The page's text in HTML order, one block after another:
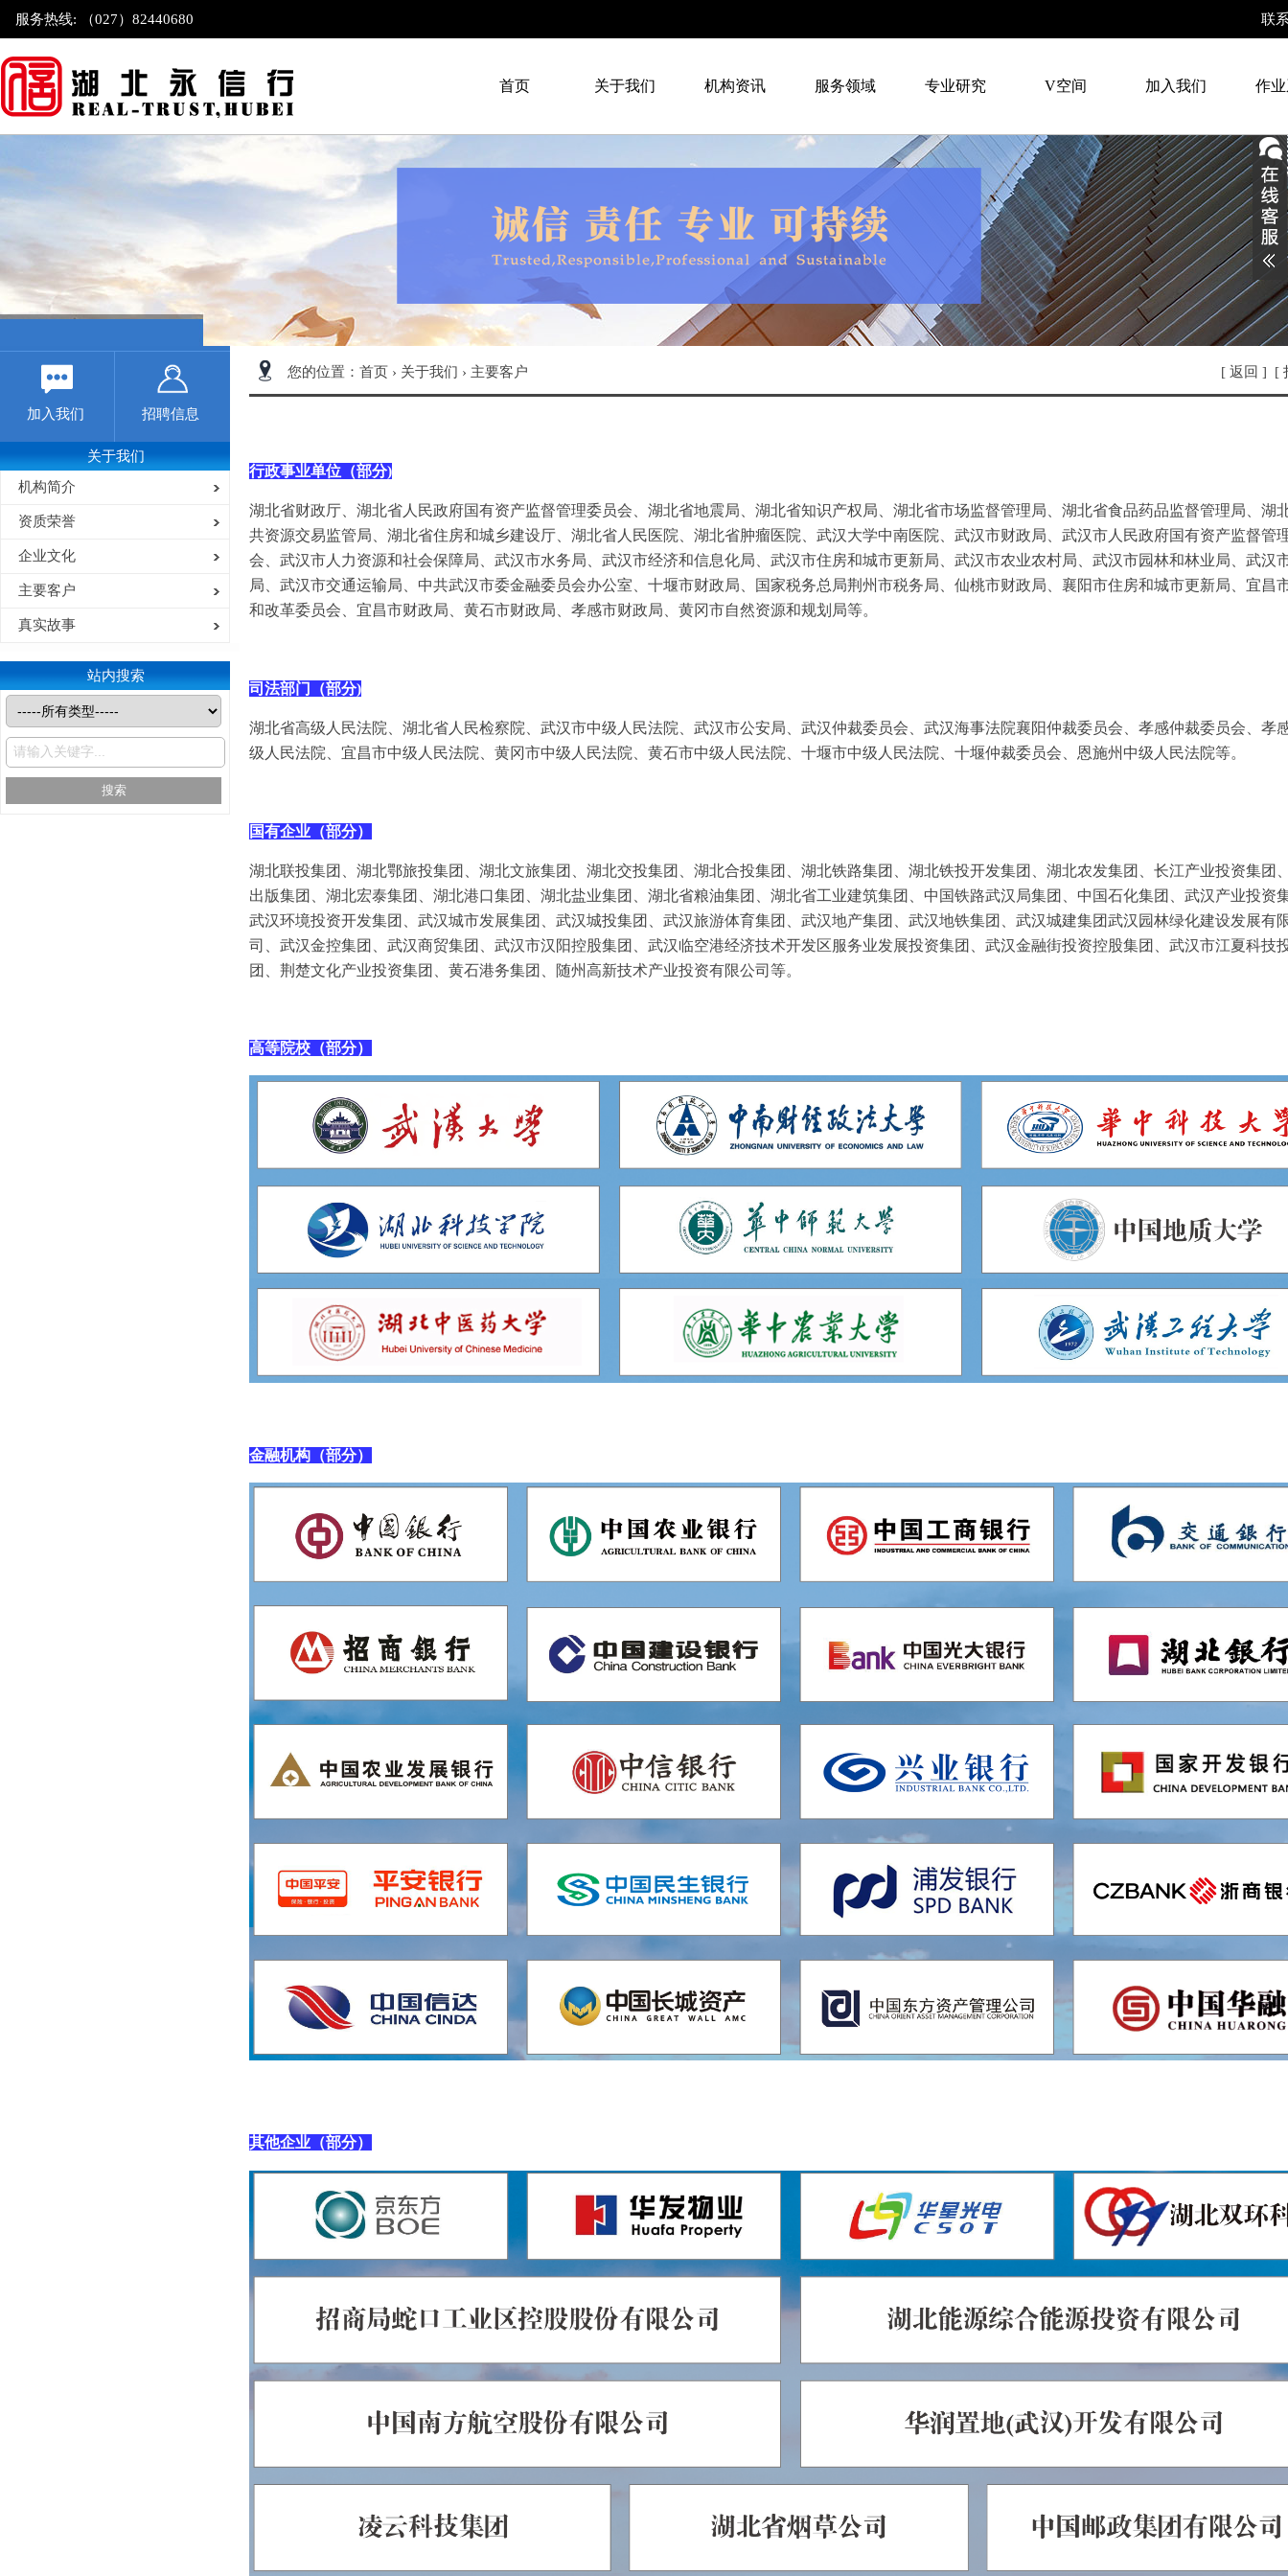
服务热线: （027）82440680 联
首页 关于我们 机构资讯 服务领域 专业研究 V空间 加入我们 作
加入我们 招聘信息
关于我们
机构简介
资质荣誉
企业文化
主要客户
真实故事
站内搜索
搜索
您的位置： 首页 › 关于我们 › 主要客户 [ 返回 ] [
行政事业单位（部分)
湖北省财政厅、湖北省人民政府国有资产监督管理委员会、湖北省地震局、湖北省知识产权局、湖北省市场监督管理局、湖北省食品药品监督管理局、湖
共资源交易监管局、湖北省住房和城乡建设厅、湖北省人民医院、湖北省肿瘤医院、武汉大学中南医院、武汉市财政局、武汉市人民政府国有资产监督管
会、武汉市人力资源和社会保障局、武汉市水务局、武汉市经济和信息化局、武汉市住房和城市更新局、武汉市农业农村局、武汉市园林和林业局、武汉
局、武汉市交通运输局、中共武汉市委金融委员会办公室、十堰市财政局、国家税务总局荆州市税务局、仙桃市财政局、襄阳市住房和城市更新局、宜昌
和改革委员会、宜昌市财政局、黄石市财政局、孝感市财政局、黄冈市自然资源和规划局等。
司法部门（部分)
湖北省高级人民法院、湖北省人民检察院、武汉市中级人民法院、武汉市公安局、武汉仲裁委员会、武汉海事法院襄阳仲裁委员会、孝感仲裁委员会、孝
级人民法院、宜昌市中级人民法院、黄冈市中级人民法院、黄石市中级人民法院、十堰市中级人民法院、十堰仲裁委员会、恩施州中级人民法院等。
国有企业（部分）
湖北联投集团、湖北鄂旅投集团、湖北文旅集团、湖北交投集团、湖北合投集团、湖北铁路集团、湖北铁投开发集团、湖北农发集团、长江产业投资集团
出版集团、湖北宏泰集团、湖北港口集团、湖北盐业集团、湖北省粮油集团、湖北省工业建筑集团、中国铁路武汉局集团、中国石化集团、武汉产业投资
武汉环境投资开发集团、武汉城市发展集团、武汉城投集团、武汉旅游体育集团、武汉地产集团、武汉地铁集团、武汉城建集团武汉园林绿化建设发展有
司、武汉金控集团、武汉商贸集团、武汉市汉阳控股集团、武汉临空港经济技术开发区服务业发展投资集团、武汉金融街投资控股集团、武汉市江夏科技
团、荆楚文化产业投资集团、黄石港务集团、随州高新技术产业投资有限公司等。
高等院校（部分）
金融机构（部分）
其他企业（部分）